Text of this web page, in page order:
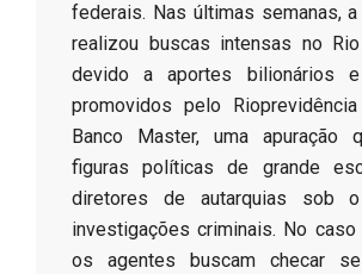
federais. Nas últimas semanas,
realizou buscas intensas no
devido a aportes bilionários e
promovidos pelo
Banco Master, uma apuração
figuras políticas de grande
diretores de autarquias sob
investigações criminais. No
os agentes buscam checar